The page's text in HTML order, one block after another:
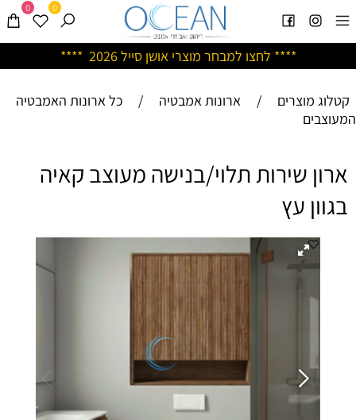
**** לחצו למבחר מוצרי אושן סייל 2026 ****
0 0
קטלוג מוצרים / ארונות אמבטיה /
כל ארונות האמבטיה
המעוצבים
ארון שירות תלוי/בנישה מעוצב קאיה
בגוון עץ